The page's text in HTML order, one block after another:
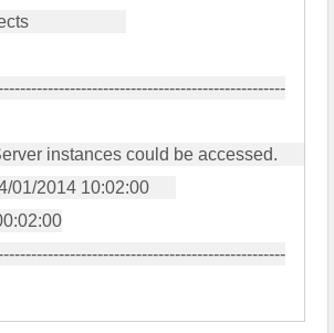
instances could be accessed.
01/2014 10:02:00